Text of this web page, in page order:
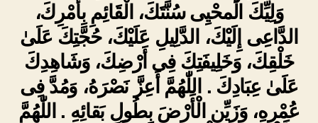
وَلِيِّكَ الُْمحْيِى سُنَّتَكَ، الْقَائِمِ بِأَمْرِكَ،
الدَّاعِى إِلَيْكَ، الدَّلِيلِ عَلَيْكَ، حُجَّتِكَ عَلَىٰ
خَلْقِكَ، وَخَلِيفَتِكَ فِى أَرْضِكَ، وَشَاهِدِكَ
عَلَىٰ عِبَادِكَ . اللّٰهُمَّ أَعِزَّ نَصْرَهُ، وَمُدَّ فِى
عُمْرِهِ، وَزَيِّنِ الْأَرْضَ بِطُولِ بَقائِهِ . اللّٰهُمَّ